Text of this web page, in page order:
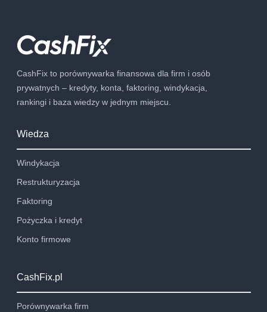
CashFix to porównywarka finansowa dla firm i osób
prywatnych – kredyty, konta, faktoring, windykacja,
rankingi i baza wiedzy w jednym miejscu.
Wiedza
Windykacja
Restrukturyzacja
Faktoring
Pożyczka i kredyt
Konto firmowe
CashFix.pl
Porównywarka firm